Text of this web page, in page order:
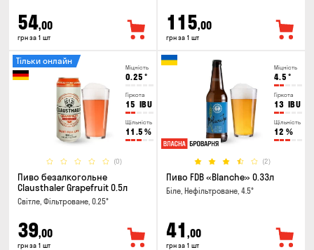
54,00
грн за 1 шт
115,00
грн за 1 шт
Міцність
0.25 °
Гіркота
15 IBU
Щільність
11.5 %
(0)
Тільки онлайн
Пиво безалкогольне
Clausthaler Grapefruit 0.5л
Світле, Фільтроване, 0.25°
39,00
грн за 1 шт
Міцність
4.5 °
Гіркота
13 IBU
Щільність
12 %
(2)
Пиво FDB «Blanche» 0.33л
Біле, Нефільтроване, 4.5°
41 ,00
грн за 1 шт